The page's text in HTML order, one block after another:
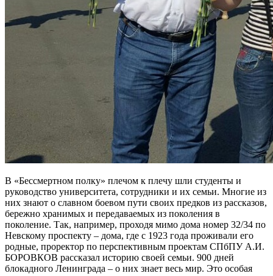
В «Бессмертном полку» плечом к плечу шли студенты и
руководство университета, сотрудники и их семьи. Многие из
них знают о славном боевом пути своих предков из рассказов,
бережно хранимых и передаваемых из поколения в
поколение. Так, например, проходя мимо дома номер 32/34 по
Невскому проспекту – дома, где с 1923 года проживали его
родные, проректор по перспективным проектам СПбПУ А.И.
БОРОВКОВ рассказал историю своей семьи. 900 дней
блокадного Ленинграда – о них знает весь мир. Это особая